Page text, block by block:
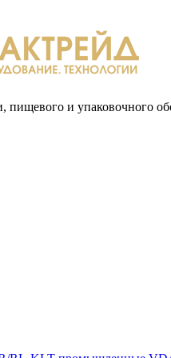
пищевого и упаковочного